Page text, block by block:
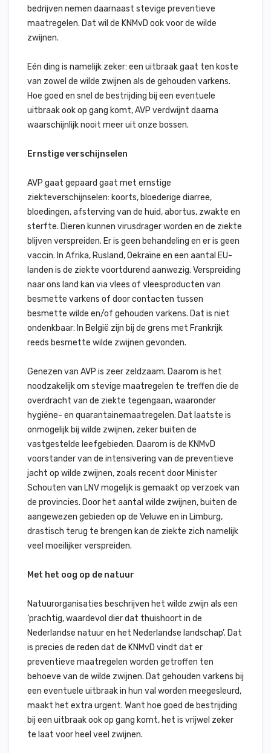
bedrijven nemen daarnaast stevige preventieve
maatregelen. Dat wil de KNMvD ook voor de wilde
zwijnen.
Eén ding is namelijk zeker: een uitbraak gaat ten koste
van zowel de wilde zwijnen als de gehouden varkens.
Hoe goed en snel de bestrijding bij een eventuele
uitbraak ook op gang komt, AVP verdwijnt daarna
waarschijnlijk nooit meer uit onze bossen.
Ernstige verschijnselen
AVP gaat gepaard gaat met ernstige
ziekteverschijnselen: koorts, bloederige diarree,
bloedingen, afsterving van de huid, abortus, zwakte en
sterfte. Dieren kunnen virusdrager worden en de ziekte
blijven verspreiden. Er is geen behandeling en er is geen
vaccin. In Afrika, Rusland, Oekraïne en een aantal EU-
landen is de ziekte voortdurend aanwezig. Verspreiding
naar ons land kan via vlees of vleesproducten van
besmette varkens of door contacten tussen
besmette wilde en/of gehouden varkens. Dat is niet
ondenkbaar: In België zijn bij de grens met Frankrijk
reeds besmette wilde zwijnen gevonden.
Genezen van AVP is zeer zeldzaam. Daarom is het
noodzakelijk om stevige maatregelen te treffen die de
overdracht van de ziekte tegengaan, waaronder
hygiëne- en quarantainemaatregelen. Dat laatste is
onmogelijk bij wilde zwijnen, zeker buiten de
vastgestelde leefgebieden. Daarom is de KNMvD
voorstander van de intensivering van de preventieve
jacht op wilde zwijnen, zoals recent door Minister
Schouten van LNV mogelijk is gemaakt op verzoek van
de provincies. Door het aantal wilde zwijnen, buiten de
aangewezen gebieden op de Veluwe en in Limburg,
drastisch terug te brengen kan de ziekte zich namelijk
veel moeilijker verspreiden.
Met het oog op de natuur
Natuurorganisaties beschrijven het wilde zwijn als een
‘prachtig, waardevol dier dat thuishoort in de
Nederlandse natuur en het Nederlandse landschap’. Dat
is precies de reden dat de KNMvD vindt dat er
preventieve maatregelen worden getroffen ten
behoeve van de wilde zwijnen. Dat gehouden varkens bij
een eventuele uitbraak in hun val worden meegesleurd,
maakt het extra urgent. Want hoe goed de bestrijding
bij een uitbraak ook op gang komt, het is vrijwel zeker
te laat voor heel veel zwijnen.